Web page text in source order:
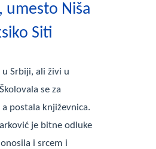
umesto Niša
Siti
u Srbiji, ali živi u
se za
postala književnica.
je bitne odluke
i srcem i